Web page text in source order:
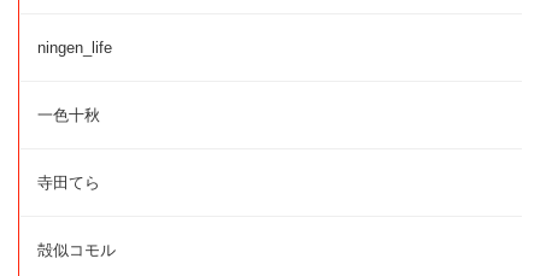
ningen_life
一色十秋
寺田てら
殻似コモル